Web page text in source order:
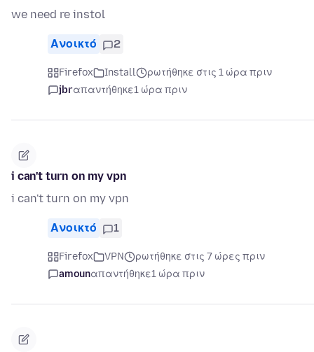
we need re instol
Ανοικτό 2
Firefox Install
ρωτήθηκε στις 1 ώρα πριν
jbrαπαντήθηκε1 ώρα πριν
i can't turn on my vpn
i can't turn on my vpn
Ανοικτό 1
Firefox VPN
ρωτήθηκε στις 7 ώρες πριν
amounαπαντήθηκε1 ώρα πριν